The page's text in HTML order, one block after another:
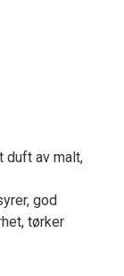
duft av malt,
god
tørker